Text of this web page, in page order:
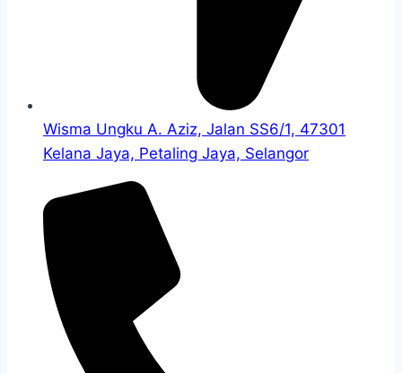
Wisma Ungku A. Aziz, Jalan SS6/1, 47301
Kelana Jaya, Petaling Jaya, Selangor